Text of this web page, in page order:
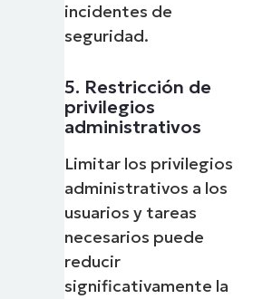
incidentes de
seguridad.
5. Restricción de
privilegios
administrativos
Limitar los privilegios
administrativos a los
usuarios y tareas
necesarios puede
reducir
significativamente la